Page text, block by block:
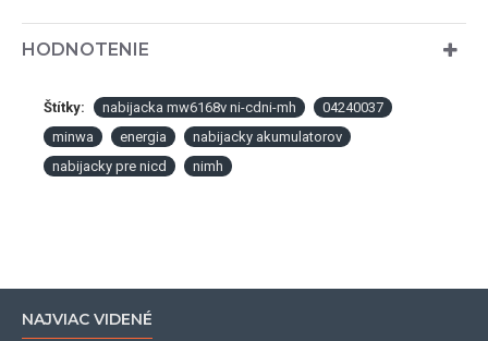
HODNOTENIE
Štítky: nabijacka mw6168v ni-cdni-mh
04240037
minwa
energia
nabijacky akumulatorov
nabijacky pre nicd
nimh
NAJVIAC VIDENÉ